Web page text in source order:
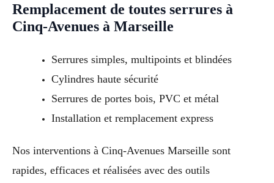
Remplacement de toutes serrures à
Cinq-Avenues à Marseille
Serrures simples, multipoints et blindées
Cylindres haute sécurité
Serrures de portes bois, PVC et métal
Installation et remplacement express
Nos interventions à Cinq-Avenues Marseille sont
rapides, efficaces et réalisées avec des outils